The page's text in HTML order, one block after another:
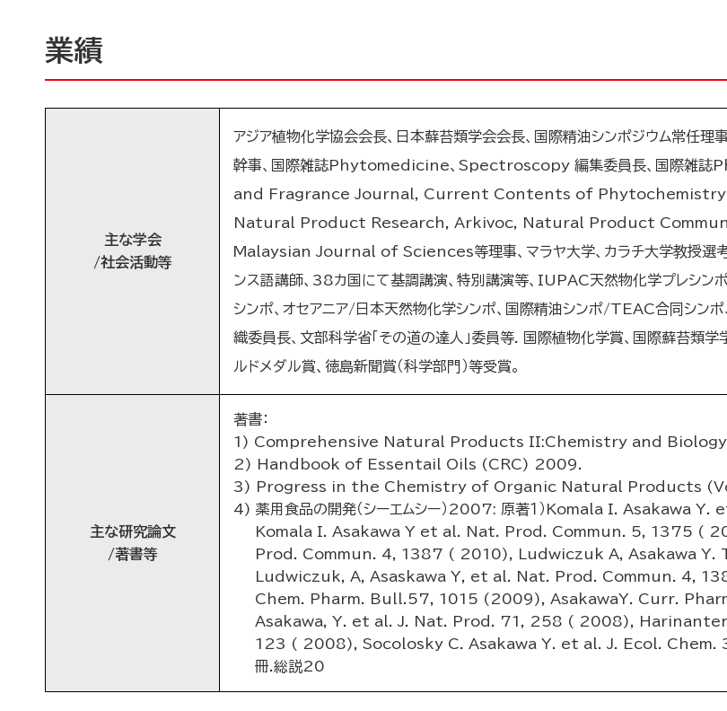
業績
主な学会
/社会活動等
アジア植物化学協会会長、日本蘚苔類学会会長、国際精油シンポジウム常任理
幹事、国際雑誌Phytomedicine、Spectroscopy 編集委員長、国際
and Fragrance Journal, Current Contents of
Natural Product Research, Arkivoc, Natural Product
Malaysian Journal of Sciences等理事、マラヤ大学、カラチ大学教授選考
ンス語講師、38カ国にて基調講演、特別講演等、IUPAC天然物化学プレシン
シンポ、オセアニア/日本天然物化学シンポ、国際精油シンポ/TEAC合同シン
織委員長、文部科学省「その道の達人」委員等. 国際植物化学賞、国際蘚苔
ルドメダル賞、徳島新聞賞（科学部門）等受賞。
主な研究論文
/著書等
著書：
1) Comprehensive Natural Products II:Chemistry and Biology
2) Handbook of Essentail Oils (CRC) 2009.
3) Progress in the Chemistry of Organic Natural Products
4) 薬用食品の開発（シーエムシー）2007: 原著１）Komala I.
Komala I. Asakawa Y et al. Nat. Prod. Commun. 5, 1375 (
Prod. Commun. 4, 1387 ( 2010), Ludwiczuk A, Asakawa
Ludwiczuk, A, Asaskawa Y, et al. Nat. Prod. Commun. 4,
Chem. Pharm. Bull.57, 1015 (2009), AsakawaY. Curr.
Asakawa, Y. et al. J. Nat. Prod. 71, 258 ( 2008),
123 ( 2008), Socolosky C. Asakawa Y. et al. J. Ecol. Chem.
冊.総説20